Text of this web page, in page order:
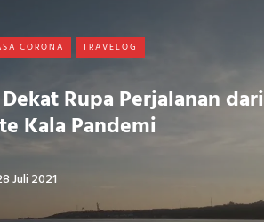
CORONA TRAVELOG
Rupa Perjalanan dari
Kala Pandemi
Juli 2021